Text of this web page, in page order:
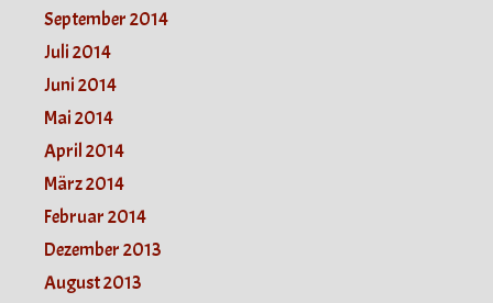
September 2014
Juli 2014
Juni 2014
Mai 2014
April 2014
März 2014
Februar 2014
Dezember 2013
August 2013